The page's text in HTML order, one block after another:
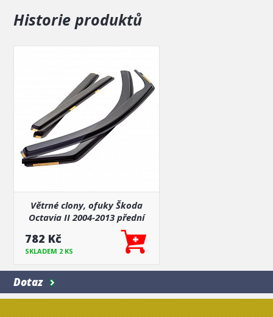
Historie produktů
Větrné clony, ofuky Škoda
Octavia II 2004-2013 přední
782 Kč
SKLADEM 2 KS
Dotaz